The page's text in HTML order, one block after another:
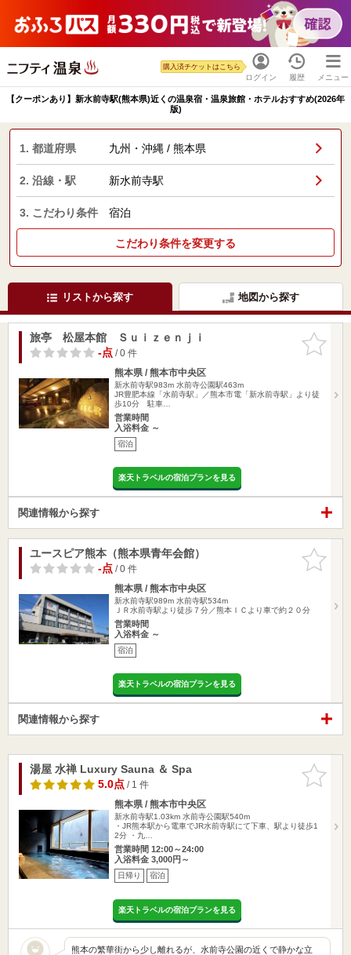
ログイン
購入済チケットはこちら
履歴 メニュー
【クーポンあり】新水前寺駅(熊本県)近くの温泉宿・温泉旅館・ホテルおすすめ(2026年
版)
1. 都道府県 九州・沖縄 / 熊本県
2. 沿線・駅 新水前寺駅
3. こだわり条件 宿泊
こだわり条件を変更する
リストから探す 地図から探す
お気に入
りに追加
旅亭 松屋本館 Ｓｕｉｚｅｎｊｉ
-点/ 0 件
熊本県 / 熊本市中央区
新水前寺駅983m 水前寺公園駅463m
JR豊肥本線「水前寺駅」／熊本市電「新水前寺駅」より徒
歩10分 駐車…
営業時間
入浴料金 ～
宿泊
楽天トラベルの宿泊プランを見る
関連情報から探す
お気に入
りに追加
ユースピア熊本（熊本県青年会館）
-点/ 0 件
熊本県 / 熊本市中央区
新水前寺駅989m 水前寺駅534m
ＪＲ水前寺駅より徒歩７分／熊本ＩＣより車で約２０分
営業時間
入浴料金 ～
宿泊
楽天トラベルの宿泊プランを見る
関連情報から探す
お気に入
りに追加
湯屋 水禅 Luxury Sauna ＆ Spa
5.0点/ 1 件
熊本県 / 熊本市中央区
新水前寺駅1.03km 水前寺公園駅540m
・JR熊本駅から電車でJR水前寺駅にて下車、駅より徒歩1
2分 ・九…
営業時間 12:00～24:00
入浴料金 3,000円～
日帰り 宿泊
楽天トラベルの宿泊プランを見る
熊本の繁華街から少し離れるが、水前寺公園の近くで静かな立